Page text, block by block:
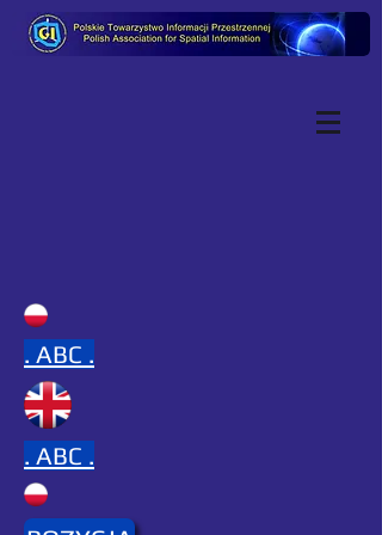
. ABC .
. ABC .